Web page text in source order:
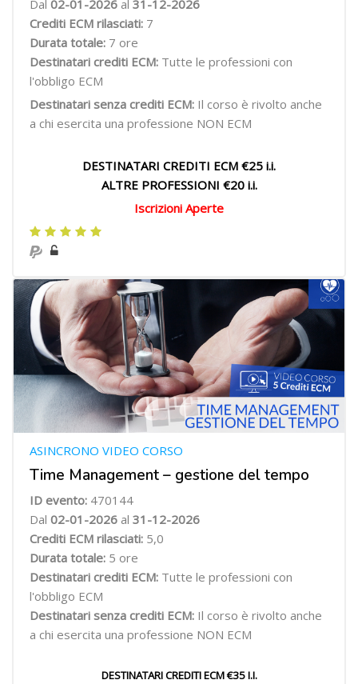
Dal 02-01-2026 al 31-12-2026
Crediti ECM rilasciati: 7
Durata totale: 7 ore
Destinatari crediti ECM: Tutte le professioni con
l'obbligo ECM
Destinatari senza crediti ECM: Il corso è rivolto anche
a chi esercita una professione NON ECM
DESTINATARI CREDITI ECM €25 i.i.
ALTRE PROFESSIONI €20 i.i.
Iscrizioni Aperte
Time Management – gestione del tempo
ASINCRONO VIDEO CORSO
ID evento: 470144
Dal 02-01-2026 al 31-12-2026
Crediti ECM rilasciati: 5,0
Durata totale: 5 ore
Destinatari crediti ECM: Tutte le professioni con
l'obbligo ECM
Destinatari senza crediti ECM: Il corso è rivolto anche
a chi esercita una professione NON ECM
DESTINATARI CREDITI ECM €35 I.I.